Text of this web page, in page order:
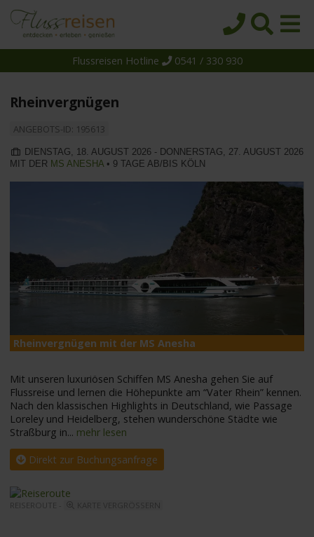
Reedereien
Suche
Flussreisen Hotline 0541 / 330 930
Rheinvergnügen
ANGEBOTS-ID: 195613
DIENSTAG, 18. AUGUST 2026 - DONNERSTAG, 27. AUGUST 2026
MIT DER MS ANESHA • 9 TAGE AB/BIS KÖLN
Rheinvergnügen mit der MS Anesha
Mit unseren luxuriösen Schiffen MS Anesha gehen Sie auf
Flussreise und lernen die Höhepunkte am “Vater Rhein” kennen.
Nach den klassischen Highlights in Deutschland, wie Passage
Loreley und Heidelberg, stehen wunderschöne Städte wie
Straßburg in... mehr lesen
Direkt zur Buchungsanfrage
REISEROUTE -